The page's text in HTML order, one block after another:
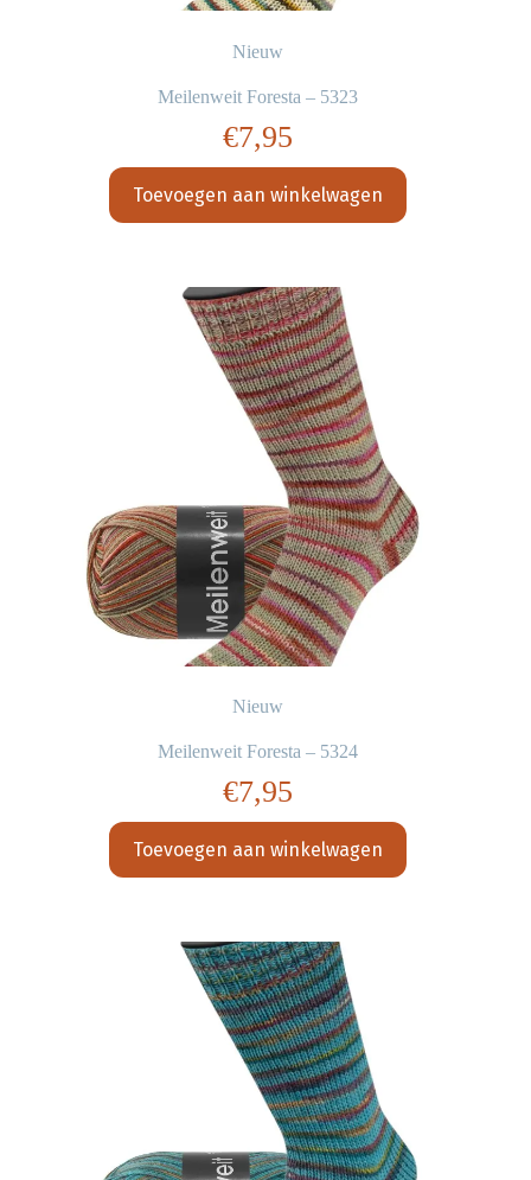
Nieuw
Meilenweit Foresta – 5323
€7,95
Toevoegen aan winkelwagen
Nieuw
Meilenweit Foresta – 5324
€7,95
Toevoegen aan winkelwagen